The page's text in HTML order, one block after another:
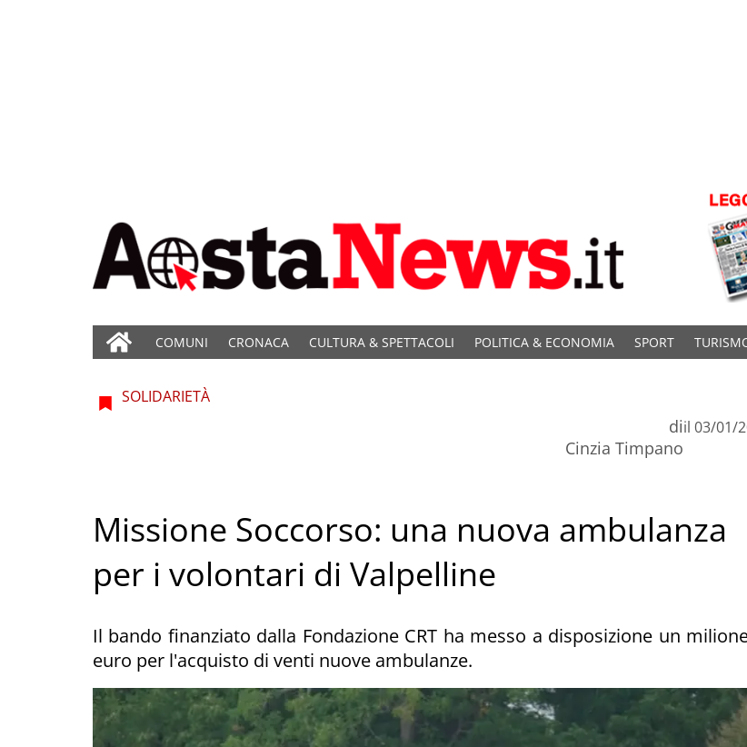
COMUNI CRONACA CULTURA & SPETTACOLI POLITICA & ECONOMIA SPORT
SOLIDARIETÀ
di
Cinzia Timpano
il 03/01/
Missione Soccorso: una nuova ambulanza
per i volontari di Valpelline
Il bando finanziato dalla Fondazione CRT ha messo a disposizione un
euro per l'acquisto di venti nuove ambulanze.